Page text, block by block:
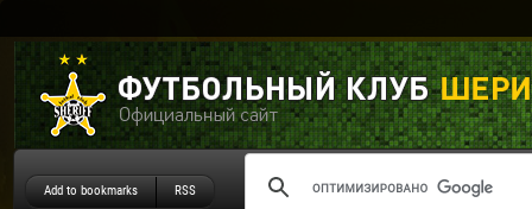
Add to bookmarks RSS